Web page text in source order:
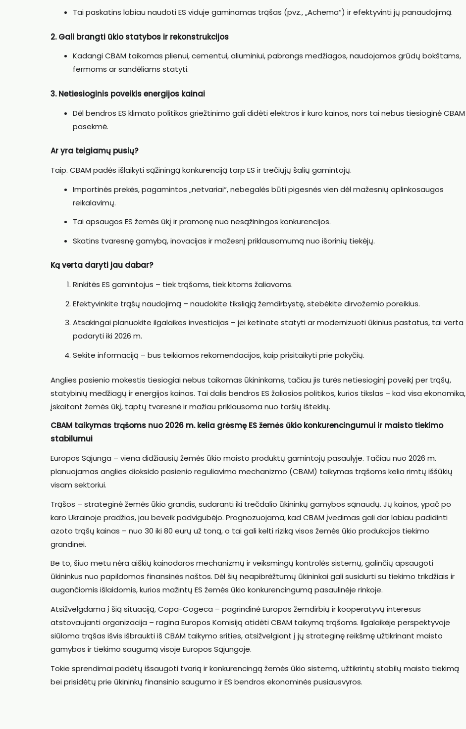
Tai paskatins labiau naudoti ES viduje gaminamas trąšas (pvz., „Achema“) ir efektyvinti jų panaudojimą.
2. Gali brangti ūkio statybos ir rekonstrukcijos
Kadangi CBAM taikomas plienui, cementui, aliuminiui, pabrangs medžiagos, naudojamos grūdų bokštams,
fermoms ar sandėliams statyti.
3. Netiesioginis poveikis energijos kainai
Dėl bendros ES klimato politikos griežtinimo gali didėti elektros ir kuro kainos, nors tai nebus tiesioginė CBAM
pasekmė.
Ar yra teigiamų pusių?
Taip. CBAM padės išlaikyti sąžiningą konkurenciją tarp ES ir trečiųjų šalių gamintojų.
Importinės prekės, pagamintos „netvariai“, nebegalės būti pigesnės vien dėl mažesnių aplinkosaugos
reikalavimų.
Tai apsaugos ES žemės ūkį ir pramonę nuo nesąžiningos konkurencijos.
Skatins tvaresnę gamybą, inovacijas ir mažesnį priklausomumą nuo išorinių tiekėjų.
Ką verta daryti jau dabar?
Rinkitės ES gamintojus – tiek trąšoms, tiek kitoms žaliavoms.
Efektyvinkite trąšų naudojimą – naudokite tiksliąją žemdirbystę, stebėkite dirvožemio poreikius.
Atsakingai planuokite ilgalaikes investicijas – jei ketinate statyti ar modernizuoti ūkinius pastatus, tai verta
padaryti iki 2026 m.
Sekite informaciją – bus teikiamos rekomendacijos, kaip prisitaikyti prie pokyčių.
Anglies pasienio mokestis tiesiogiai nebus taikomas ūkininkams, tačiau jis turės netiesioginį poveikį per trąšų,
statybinių medžiagų ir energijos kainas. Tai dalis bendros ES žaliosios politikos, kurios tikslas – kad visa ekonomika,
įskaitant žemės ūkį, taptų tvaresnė ir mažiau priklausoma nuo taršių išteklių.
CBAM taikymas trąšoms nuo 2026 m. kelia grėsmę ES žemės ūkio konkurencingumui ir maisto tiekimo
stabilumui
Europos Sąjunga – viena didžiausių žemės ūkio maisto produktų gamintojų pasaulyje. Tačiau nuo 2026 m.
planuojamas anglies dioksido pasienio reguliavimo mechanizmo (CBAM) taikymas trąšoms kelia rimtų iššūkių
visam sektoriui.
Trąšos – strateginė žemės ūkio grandis, sudaranti iki trečdalio ūkininkų gamybos sąnaudų. Jų kainos, ypač po
karo Ukrainoje pradžios, jau beveik padvigubėjo. Prognozuojama, kad CBAM įvedimas gali dar labiau padidinti
azoto trąšų kainas – nuo 30 iki 80 eurų už toną, o tai gali kelti riziką visos žemės ūkio produkcijos tiekimo
grandinei.
Be to, šiuo metu nėra aiškių kainodaros mechanizmų ir veiksmingų kontrolės sistemų, galinčių apsaugoti
ūkininkus nuo papildomos finansinės naštos. Dėl šių neapibrėžtumų ūkininkai gali susidurti su tiekimo trikdžiais ir
augančiomis išlaidomis, kurios mažintų ES žemės ūkio konkurencingumą pasaulinėje rinkoje.
Atsižvelgdama į šią situaciją, Copa-Cogeca – pagrindinė Europos žemdirbių ir kooperatyvų interesus
atstovaujanti organizacija – ragina Europos Komisiją atidėti CBAM taikymą trąšoms. Ilgalaikėje perspektyvoje
siūloma trąšas išvis išbraukti iš CBAM taikymo srities, atsižvelgiant į jų strateginę reikšmę užtikrinant maisto
gamybos ir tiekimo saugumą visoje Europos Sąjungoje.
Tokie sprendimai padėtų išsaugoti tvarią ir konkurencingą žemės ūkio sistemą, užtikrintų stabilų maisto tiekimą
bei prisidėtų prie ūkininkų finansinio saugumo ir ES bendros ekonominės pusiausvyros.